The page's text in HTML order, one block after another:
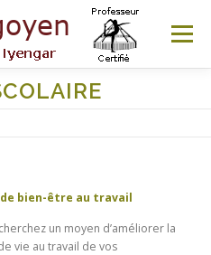
Menu
bien-être au travail
un moyen d’améliorer la
vie au travail de vos